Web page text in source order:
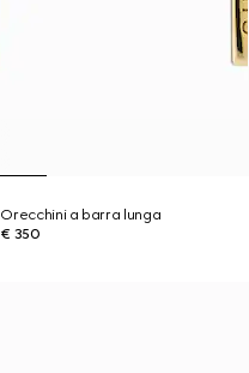
Orecchini a barra lunga
€ 350